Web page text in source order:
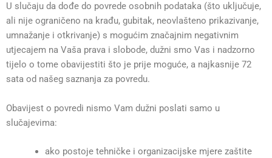
U slučaju da dođe do povrede osobnih podataka (što uključuje,
ali nije ograničeno na krađu, gubitak, neovlašteno prikazivanje,
umnažanje i otkrivanje) s mogućim značajnim negativnim
utjecajem na Vaša prava i slobode, dužni smo Vas i nadzorno
tijelo o tome obavijestiti što je prije moguće, a najkasnije 72
sata od našeg saznanja za povredu.
Obavijest o povredi nismo Vam dužni poslati samo u
slučajevima:
ako postoje tehničke i organizacijske mjere zaštite